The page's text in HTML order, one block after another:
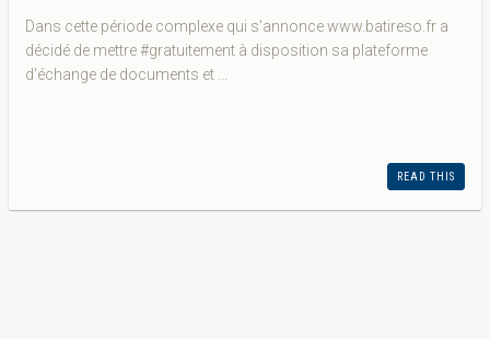
Dans cette période complexe qui s'annonce www.batireso.fr a
décidé de mettre #gratuitement à disposition sa plateforme
d'échange de documents et ...
READ THIS